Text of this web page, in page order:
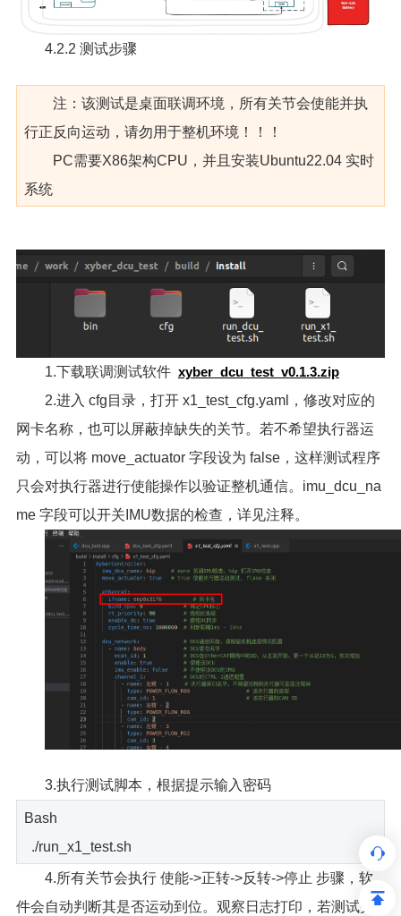
4.2.2 测试步骤
注：该测试是桌面联调环境，所有关节会使能并执
行正反向运动，请勿用于整机环境！！！
PC需要X86架构CPU，并且安装Ubuntu22.04 实时
系统
1.下载联调测试软件 xyber_dcu_test_v0.1.3.zip
2.进入 cfg目录，打开 x1_test_cfg.yaml，修改对应的
网卡名称，也可以屏蔽掉缺失的关节。若不希望执行器运
动，可以将 move_actuator 字段设为 false，这样测试程序
只会对执行器进行使能操作以验证整机通信。imu_dcu_na
me 字段可以开关IMU数据的检查，详见注释。
3.执行测试脚本，根据提示输入密码
Bash
./run_x1_test.sh
4.所有关节会执行 使能->正转->反转->停止 步骤，软
件会自动判断其是否运动到位。观察日志打印，若测试失